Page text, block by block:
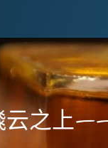
之上